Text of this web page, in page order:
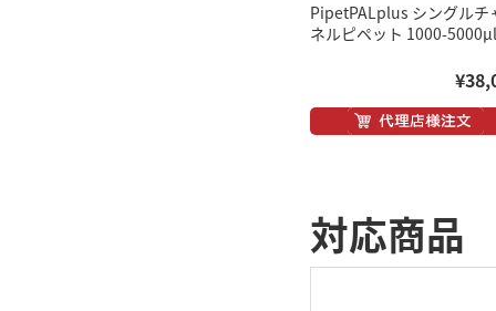
PipetPALplus シングルチ
ネルピペット 1000-5000μl
対応商品